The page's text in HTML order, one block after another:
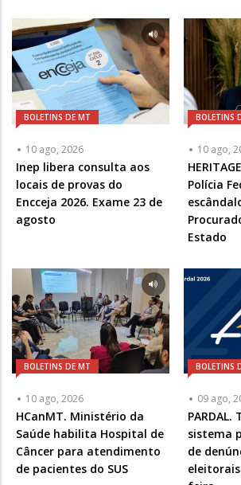
BOLETINS DE MT
10 ago, 2026
Inep libera consulta aos
locais de provas do
Encceja 2026. Exame 23 de
agosto
BOLETINS
10 ago,
Polícia
Estado
BOLETINS DE MT
10 ago, 2026
HCanMT. Ministério da
Saúde habilita Hospital de
Câncer para atendimento
de pacientes do SUS
BOLETINS
09 ago,
PARDAL.
sistema
de